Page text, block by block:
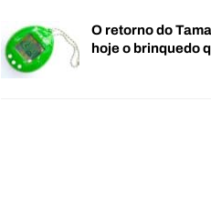
O retorno do
hoje o brinquedo